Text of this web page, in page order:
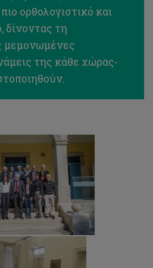
ορθολογιστικό και
δίνοντας τη
μεμονωμένες
της κάθε χώρας-